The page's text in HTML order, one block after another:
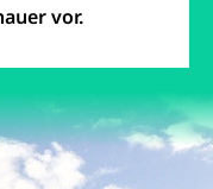
vor.